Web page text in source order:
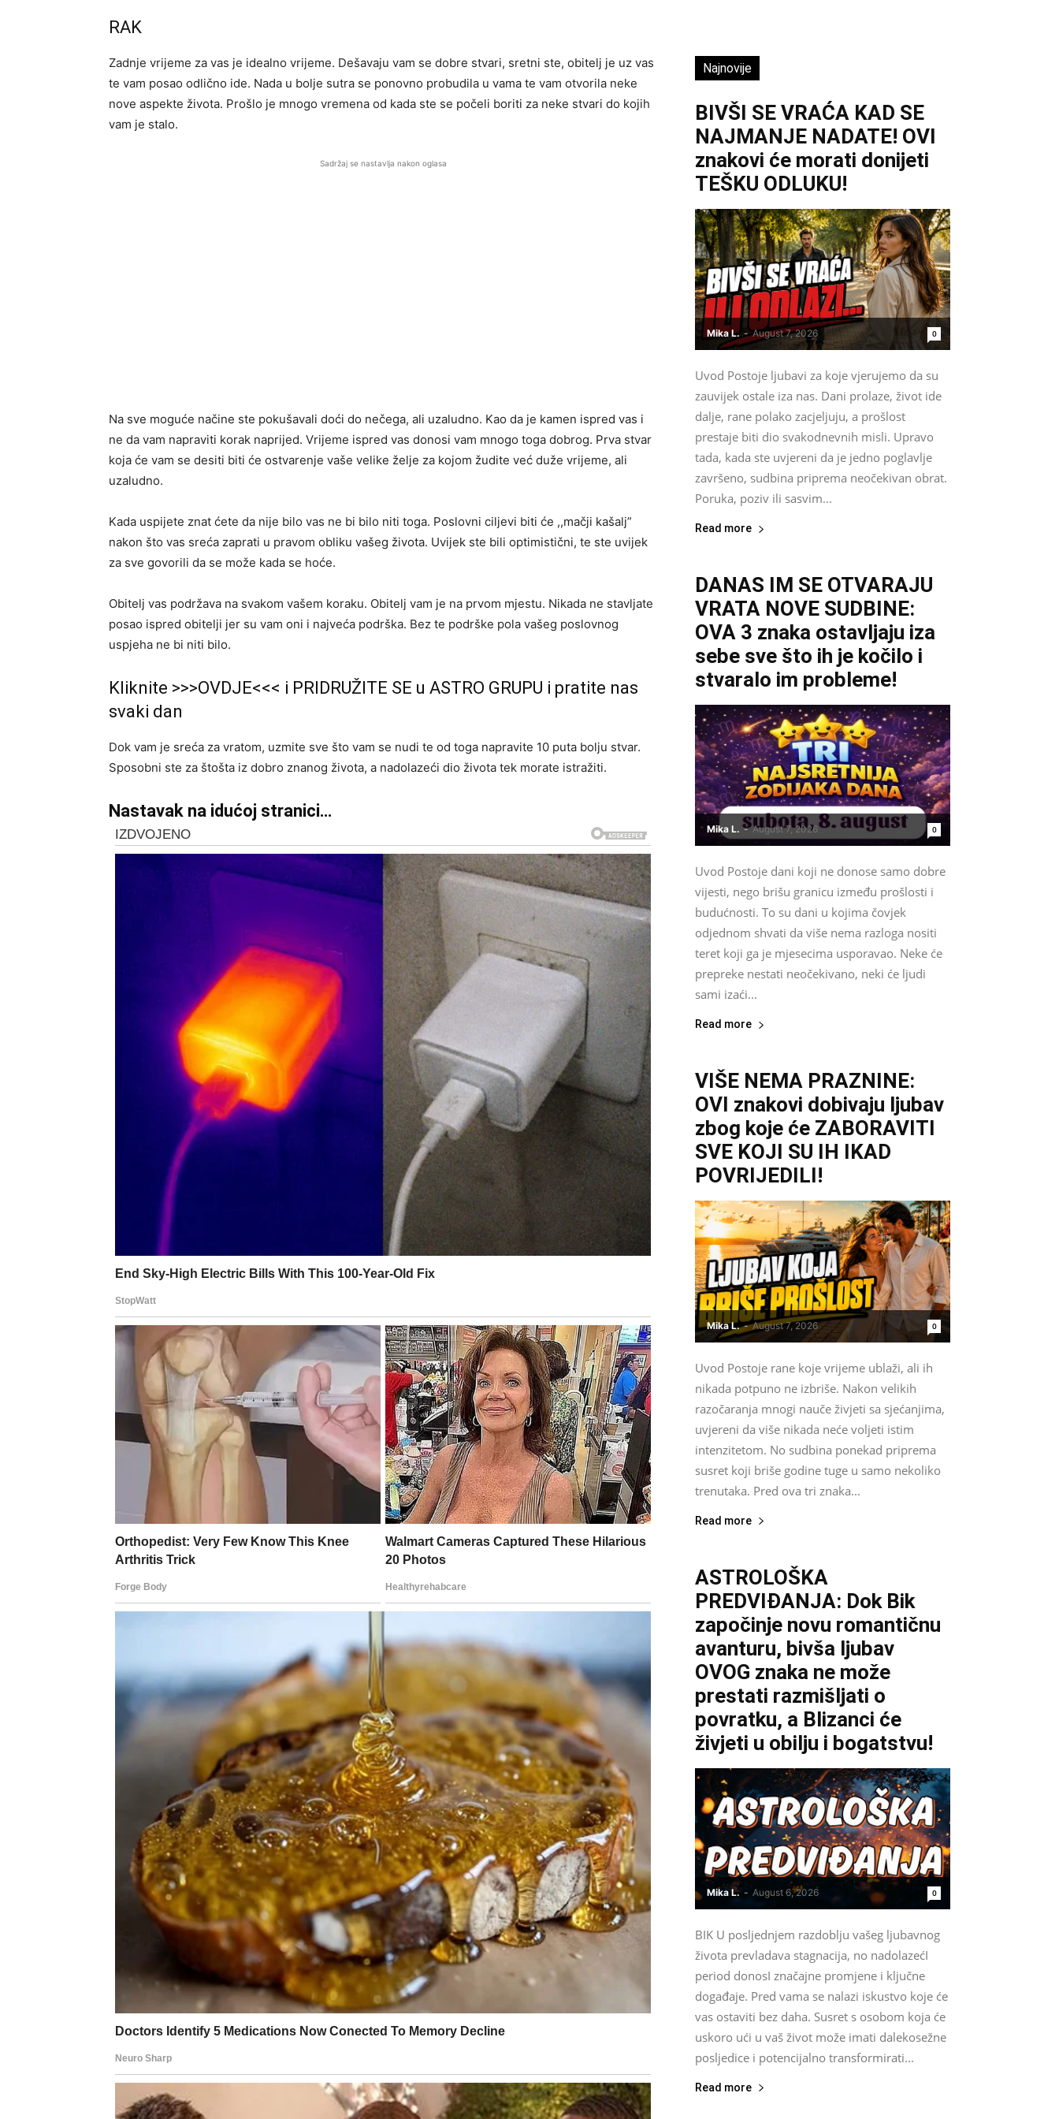
RAK
Zadnje vrijeme za vas je idealno vrijeme. Dešavaju vam se dobre stvari, sretni ste, obitelj je uz vas
te vam posao odlično ide. Nada u bolje sutra se ponovno probudila u vama te vam otvorila neke
nove aspekte života. Prošlo je mnogo vremena od kada ste se počeli boriti za neke stvari do kojih
vam je stalo.
Sadržaj se nastavlja nakon oglasa
Na sve moguće načine ste pokušavali doći do nečega, ali uzaludno. Kao da je kamen ispred vas i
ne da vam napraviti korak naprijed. Vrijeme ispred vas donosi vam mnogo toga dobrog. Prva stvar
koja će vam se desiti biti će ostvarenje vaše velike želje za kojom žudite već duže vrijeme, ali
uzaludno.
Kada uspijete znat ćete da nije bilo vas ne bi bilo niti toga. Poslovni ciljevi biti će ,,mačji kašalj”
nakon što vas sreća zaprati u pravom obliku vašeg života. Uvijek ste bili optimistični, te ste uvijek
za sve govorili da se može kada se hoće.
Obitelj vas podržava na svakom vašem koraku. Obitelj vam je na prvom mjestu. Nikada ne stavljate
posao ispred obitelji jer su vam oni i najveća podrška. Bez te podrške pola vašeg poslovnog
uspjeha ne bi niti bilo.
Kliknite >>>OVDJE<<< i PRIDRUŽITE SE u ASTRO GRUPU i pratite nas
svaki dan
Dok vam je sreća za vratom, uzmite sve što vam se nudi te od toga napravite 10 puta bolju stvar.
Sposobni ste za štošta iz dobro znanog života, a nadolazeći dio života tek morate istražiti.
Nastavak na idućoj stranici…
Najnovije
BIVŠI SE VRAĆA KAD SE
NAJMANJE NADATE! OVI
znakovi će morati donijeti
TEŠKU ODLUKU!
Mika L. - August 7, 2026 0
Uvod Postoje ljubavi za koje vjerujemo da su
zauvijek ostale iza nas. Dani prolaze, život ide
dalje, rane polako zacjeljuju, a prošlost
prestaje biti dio svakodnevnih misli. Upravo
tada, kada ste uvjereni da je jedno poglavlje
završeno, sudbina priprema neočekivan obrat.
Poruka, poziv ili sasvim...
Read more
DANAS IM SE OTVARAJU
VRATA NOVE SUDBINE:
OVA 3 znaka ostavljaju iza
sebe sve što ih je kočilo i
stvaralo im probleme!
Mika L. - August 7, 2026 0
Uvod Postoje dani koji ne donose samo dobre
vijesti, nego brišu granicu između prošlosti i
budućnosti. To su dani u kojima čovjek
odjednom shvati da više nema razloga nositi
teret koji ga je mjesecima usporavao. Neke će
prepreke nestati neočekivano, neki će ljudi
sami izaći...
Read more
VIŠE NEMA PRAZNINE:
OVI znakovi dobivaju ljubav
zbog koje će ZABORAVITI
SVE KOJI SU IH IKAD
POVRIJEDILI!
Mika L. - August 7, 2026 0
Uvod Postoje rane koje vrijeme ublaži, ali ih
nikada potpuno ne izbriše. Nakon velikih
razočaranja mnogi nauče živjeti sa sjećanjima,
uvjereni da više nikada neće voljeti istim
intenzitetom. No sudbina ponekad priprema
susret koji briše godine tuge u samo nekoliko
trenutaka. Pred ova tri znaka...
Read more
ASTROLOŠKA
PREDVIĐANJA: Dok Bik
započinje novu romantičnu
avanturu, bivša ljubav
OVOG znaka ne može
prestati razmišljati o
povratku, a Blizanci će
živjeti u obilju i bogatstvu!
Mika L. - August 6, 2026 0
BIK U posljednjem razdoblju vašeg ljubavnog
života prevladava stagnacija, no nadolazećI
period donosI značajne promjene i ključne
događaje. Pred vama se nalazi iskustvo koje će
vas ostaviti bez daha. Susret s osobom koja će
uskoro ući u vaš život može imati dalekosežne
posljedice i potencijalno transformirati...
Read more